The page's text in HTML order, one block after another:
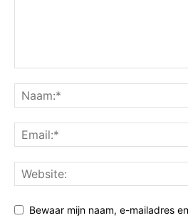
Bewaar mijn naam, e-mailadres